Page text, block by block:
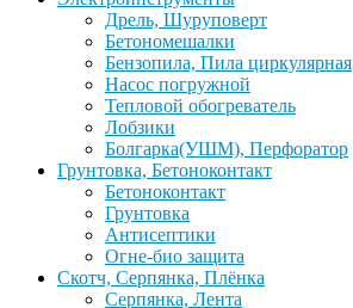
Дрель, Шуруповерт
Бетономешалки
Бензопила, Пила циркулярная
Насос погружной
Тепловой обогреватель
Лобзики
Болгарка(УШМ), Перфоратор
Грунтовка, Бетоноконтакт
Бетоноконтакт
Грунтовка
Антисептики
Огне-био защита
Скотч, Серпянка, Плёнка
Серпянка, Лента